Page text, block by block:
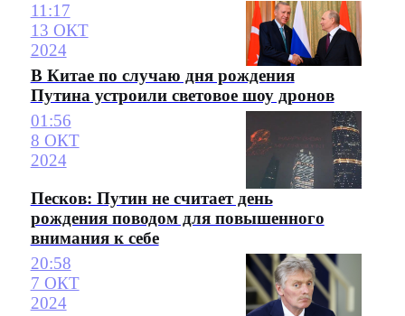
11:17
13 ОКТ
2024
В Китае по случаю дня рождения
Путина устроили световое шоу дронов
01:56
8 ОКТ
2024
Песков: Путин не считает день
рождения поводом для повышенного
внимания к себе
20:58
7 ОКТ
2024